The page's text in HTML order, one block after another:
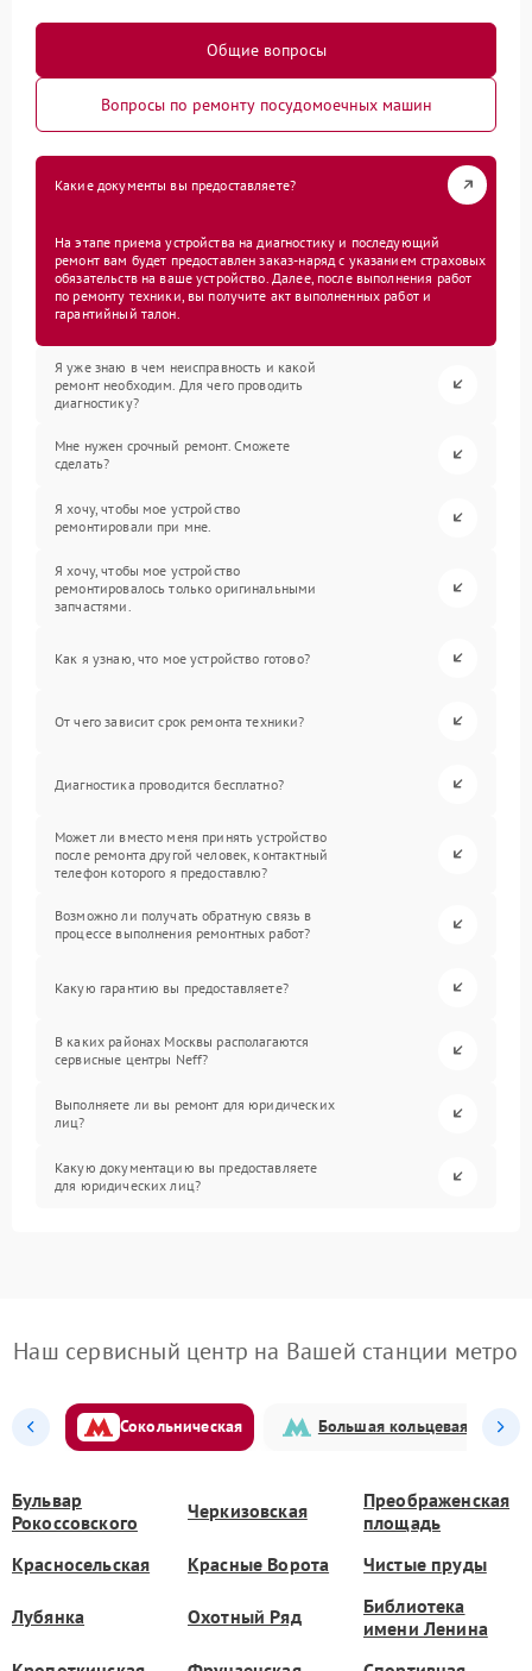
Общие вопросы
Вопросы по ремонту посудомоечных машин
Какие документы вы предоставляете?
На этапе приема устройства на диагностику и последующий
ремонт вам будет предоставлен заказ-наряд с указанием страховых
обязательств на ваше устройство. Далее, после выполнения работ
по ремонту техники, вы получите акт выполненных работ и
гарантийный талон.
Я уже знаю в чем неисправность и какой
ремонт необходим. Для чего проводить
диагностику?
Мне нужен срочный ремонт. Сможете
сделать?
Я хочу, чтобы мое устройство
ремонтировали при мне.
Я хочу, чтобы мое устройство
ремонтировалось только оригинальными
запчастями.
Как я узнаю, что мое устройство готово?
От чего зависит срок ремонта техники?
Диагностика проводится бесплатно?
Может ли вместо меня принять устройство
после ремонта другой человек, контактный
телефон которого я предоставлю?
Возможно ли получать обратную связь в
процессе выполнения ремонтных работ?
Какую гарантию вы предоставляете?
В каких районах Москвы располагаются
сервисные центры Neff?
Выполняете ли вы ремонт для юридических
лиц?
Какую документацию вы предоставляете
для юридических лиц?
Наш сервисный центр на Вашей станции метро
Сокольническая Большая кольцевая
Бульвар
Рокоссовского
Черкизовская
Преображенская
площадь
Красносельская
Красные Ворота Чистые пруды
Лубянка Охотный Ряд
Библиотека
имени Ленина